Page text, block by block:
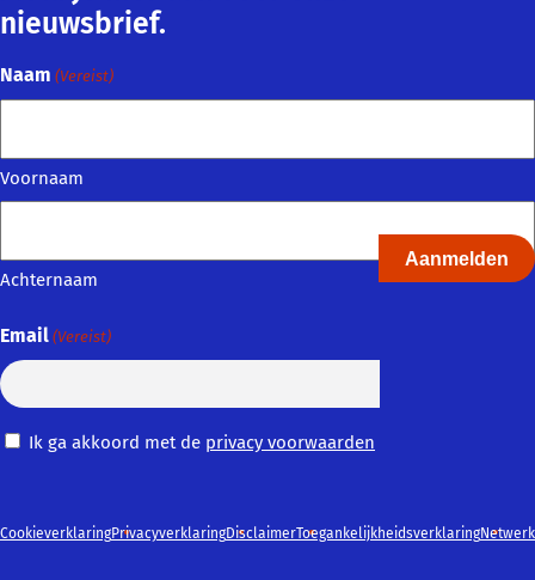
nieuwsbrief.
Naam (Vereist)
Voornaam
Achternaam
Email (Vereist)
PrivacyIk ga akkoord met de privacy voorwaarden
CookieverklaringPrivacyverklaringDisclaimerToegankelijkheidsverklaringNetwerk